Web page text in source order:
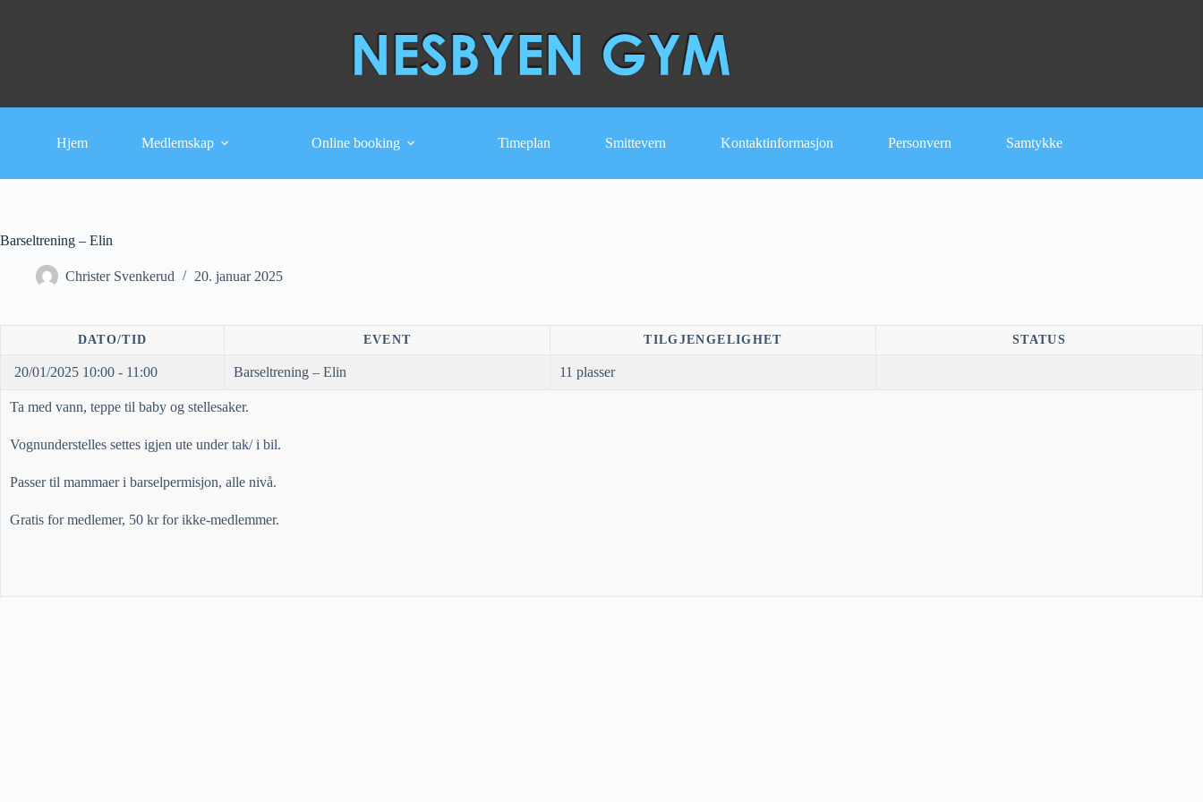
Hjem Medlemskap Online booking Timeplan Smittevern Kontaktinformasjon Personvern Samtykke
Barseltrening – Elin
Christer Svenkerud 20. januar 2025
DATO/TID EVENT TILGJENGELIGHET STATUS
20/01/2025 10:00 - 11:00 Barseltrening – Elin 11 plasser
Ta med vann, teppe til baby og stellesaker.
Vognunderstelles settes igjen ute under tak/ i bil.
Passer til mammaer i barselpermisjon, alle nivå.
Gratis for medlemer, 50 kr for ikke-medlemmer.